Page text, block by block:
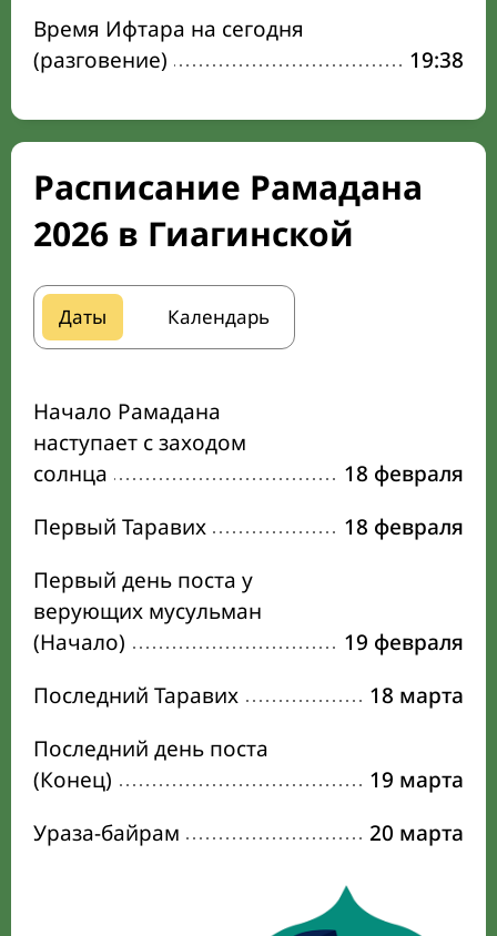
Время Ифтара на сегодня
(разговение)
19:38
Расписание Рамадана
2026 в Гиагинской
Даты Календарь
Начало Рамадана
наступает с заходом
солнца
18 февраля
Первый Таравих
18 февраля
Первый день поста у
верующих мусульман
(Начало)
19 февраля
Последний Таравих
18 марта
Последний день поста
(Конец)
19 марта
Ураза-байрам
20 марта